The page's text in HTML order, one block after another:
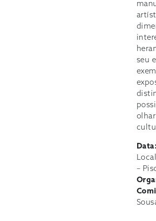
seu
Data:
–